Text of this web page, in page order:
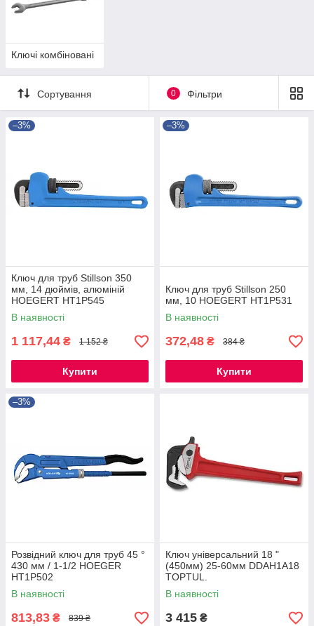
Ключі комбіновані
Сортування 0 Фільтри
–3%
Ключ для труб Stillson 350
мм, 14 дюймів, алюміній
HOEGERT HT1P545
В наявності
1 117,44 ₴ 1 152 ₴
Купити
–3%
Ключ для труб Stillson 250
мм, 10 HOEGERT HT1P531
В наявності
372,48 ₴ 384 ₴
Купити
–3%
Розвідний ключ для труб 45 °
430 мм / 1-1/2 HOEGER
HT1P502
В наявності
813,83 ₴ 839 ₴
Ключ універсальний 18 "
(450мм) 25-60мм DDAH1A18
TOPTUL.
В наявності
3 415 ₴